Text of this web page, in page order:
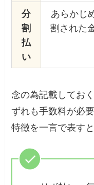
分
割
払
い
あらかじ
割された
念の為記載してお
ずれも手数料が必
特徴を一言で表す